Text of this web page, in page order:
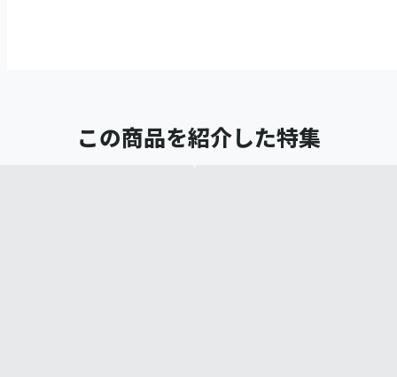
この商品を紹介した特集